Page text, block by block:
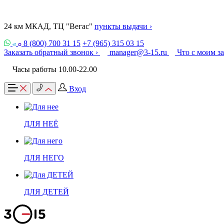
24 км МКАД, ТЦ "Вегас" пункты выдачи ›
8 (800) 700 31 15 +7 (965) 315 03 15
Заказать обратный звонок ›
manager@3-15.ru
Что с моим
Часы работы 10.00-22.00
Вход
ДЛЯ НЕЁ
ДЛЯ НЕГО
ДЛЯ ДЕТЕЙ